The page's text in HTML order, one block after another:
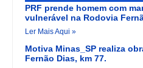
PRF prende homem com
vulnerável na Rodovia
Ler Mais Aqui »
Motiva Minas_SP realiza
Fernão Dias, km 77.